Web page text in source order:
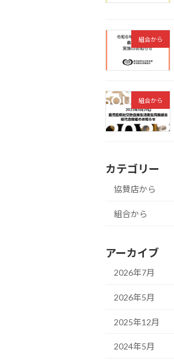
組合から
組合から
カテゴリー
協賛店から
組合から
アーカイブ
2026年7月
2026年5月
2025年12月
2024年5月